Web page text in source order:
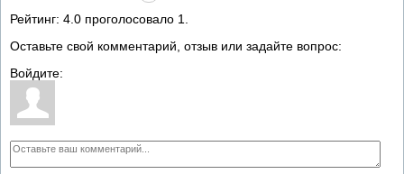
Рейтинг: 4.0 проголосовало 1
Оставьте свой комментарий, отзыв или задайте вопрос:
Войдите: